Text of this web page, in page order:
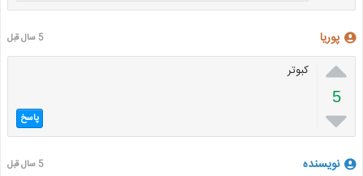
پوریا 5 سال قبل

5

کبوتر
پاسخ
نویسنده 5 سال قبل